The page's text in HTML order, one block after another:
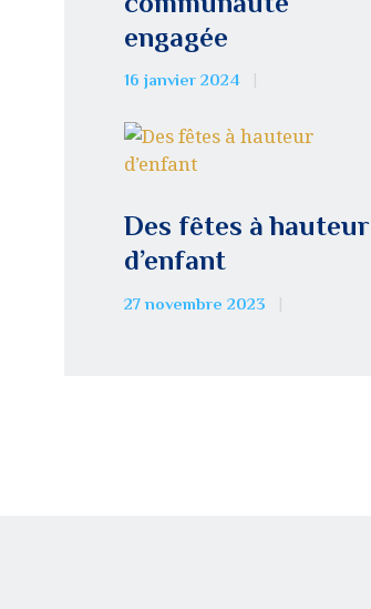
engagée
16 janvier 2024
Des fêtes à hauteur
d’enfant
27 novembre 2023